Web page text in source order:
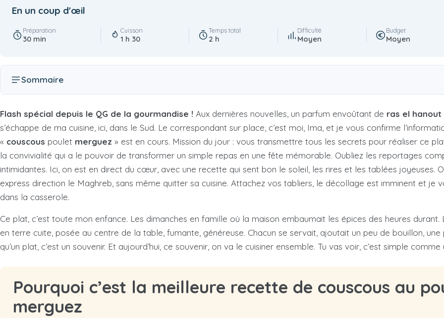
En un coup d'œil
Préparation
30 min
Cuisson
1 h 30
Temps total
2 h
Difficulté
Moyen
Budget
Moyen
Sommaire
Flash spécial depuis le QG de la gourmandise ! Aux dernières nouvelles, un parfum envoûtant de ras el hanout
s’échappe de ma cuisine, ici, dans le Sud. Le correspondant sur place, c’est moi, Ima, et je vous confirme
« couscous poulet merguez » est en cours. Mission du jour : vous transmettre tous les secrets pour réaliser ce
la convivialité qui a le pouvoir de transformer un simple repas en une fête mémorable. Oubliez les reportages
intimidantes. Ici, on est en direct du cœur, avec une recette qui sent bon le soleil, les rires et les tablées joyeuses.
express direction le Maghreb, sans même quitter sa cuisine. Attachez vos tabliers, le décollage est imminent et je
dans la casserole.
Ce plat, c’est toute mon enfance. Les dimanches en famille où la maison embaumait les épices des heures durant.
en terre cuite, posée au centre de la table, fumante, généreuse. Chacun se servait, ajoutait un peu de bouillon, une
qu’un plat, c’est un souvenir. Et aujourd’hui, ce souvenir, on va le cuisiner ensemble. Tu vas voir, c’est simple
Pourquoi c’est la meilleure recette de couscous au
merguez